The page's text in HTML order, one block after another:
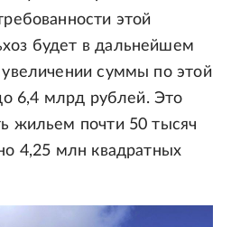
этой
будет в дальнейшем
увеличении суммы по этой
6,4 млрд рублей. Это
жильем почти 50 тысяч
4,25 млн квадратных